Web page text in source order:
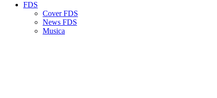
FDS
Cover FDS
News FDS
Musica